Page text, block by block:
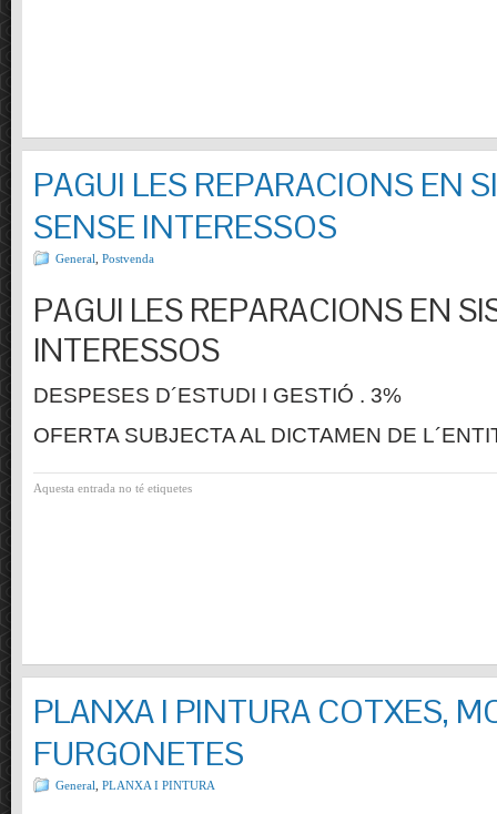
PAGUI LES REPARACIONS EN
SENSE INTERESSOS
General Postvenda
PAGUI LES REPARACIONS EN
INTERESSOS
DESPESES D´ESTUDI I GESTIÓ . 3%
OFERTA SUBJECTA AL DICTAMEN DE
Aquesta entrada no té etiquetes
PLANXA I PINTURA COTXES,
FURGONETES
General PLANXA I PINTURA